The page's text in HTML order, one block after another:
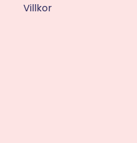
Villkor